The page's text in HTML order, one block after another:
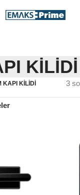
KİLİDİ
KAPI KİLİDİ 3